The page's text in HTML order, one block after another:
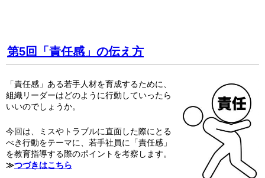
第5回「責任感」の伝え方
「責任感」ある若手人材を育成するために、
組織リーダーはどのように行動していったら
いいのでしょうか。
今回は、ミスやトラブルに直面した際にとる
べき行動をテーマに、若手社員に「責任感」
を教育指導する際のポイントを考察します。
≫つづきはこちら